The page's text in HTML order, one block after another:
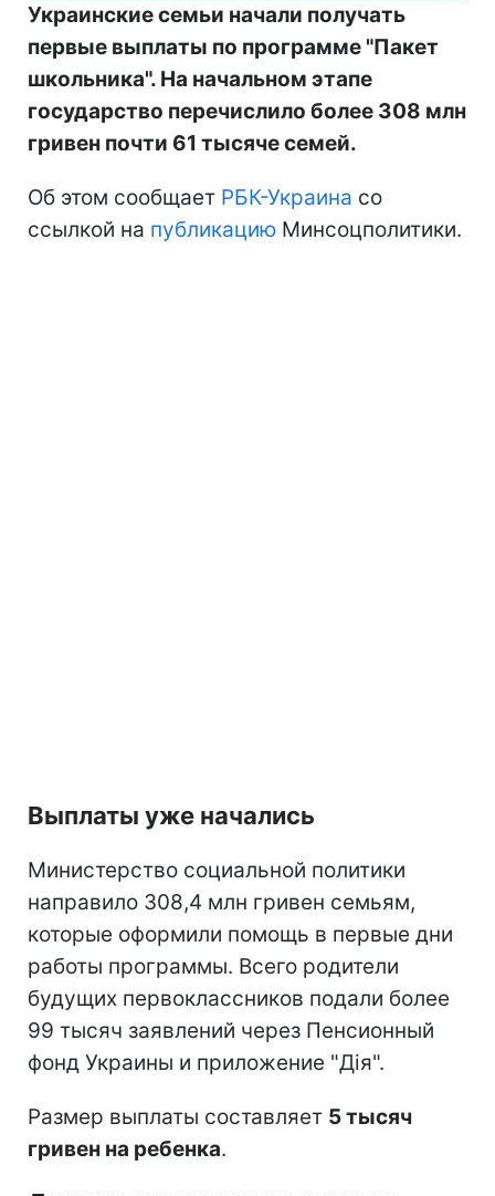
Украинские семьи начали получать
первые выплаты по программе "Пакет
школьника". На начальном этапе
государство перечислило более 308 млн
гривен почти 61 тысяче семей.
Об этом сообщает РБК-Украина со
ссылкой на публикацию Минсоцполитики.
Выплаты уже начались
Министерство социальной политики
направило 308,4 млн гривен семьям,
которые оформили помощь в первые дни
работы программы. Всего родители
будущих первоклассников подали более
99 тысяч заявлений через Пенсионный
фонд Украины и приложение "Дія".
Размер выплаты составляет 5 тысяч
гривен на ребенка.